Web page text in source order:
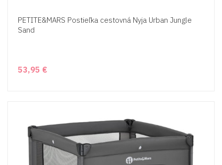
PETITE&MARS Postieľka cestovná Nyja Urban Jungle
Sand
53,95 €